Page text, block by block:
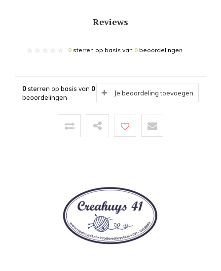
Reviews
0 sterren op basis van 0 beoordelingen
0sterren op basis van 0
beoordelingen
Je beoordeling toevoegen